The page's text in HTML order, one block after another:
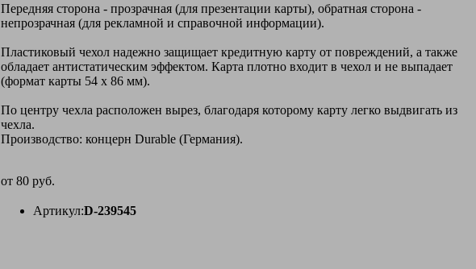
Передняя сторона - прозрачная (для презентации карты), обратная сторона -
непрозрачная (для рекламной и справочной информации).
Пластиковый чехол надежно защищает кредитную карту от повреждений, а также
обладает антистатическим эффектом. Карта плотно входит в чехол и не выпадает
(формат карты 54 х 86 мм).
По центру чехла расположен вырез, благодаря которому карту легко выдвигать из
чехла.
Производство: концерн Durable (Германия).
от 80 руб.
Артикул:D-239545